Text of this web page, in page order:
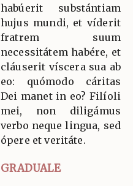
habúerit substántiam
hujus mundi, et víderit
fratrem suum
necessitátem habére, et
cláuserit víscera sua ab
eo: quómodo cáritas
Dei manet in eo? Filíoli
mei, non diligámus
verbo neque lingua, sed
ópere et veritáte.
GRADUALE